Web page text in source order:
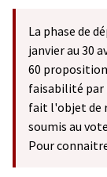
La phase de
janvier au 30
60
faisabilité par
fait l'objet de
soumis au
Pour